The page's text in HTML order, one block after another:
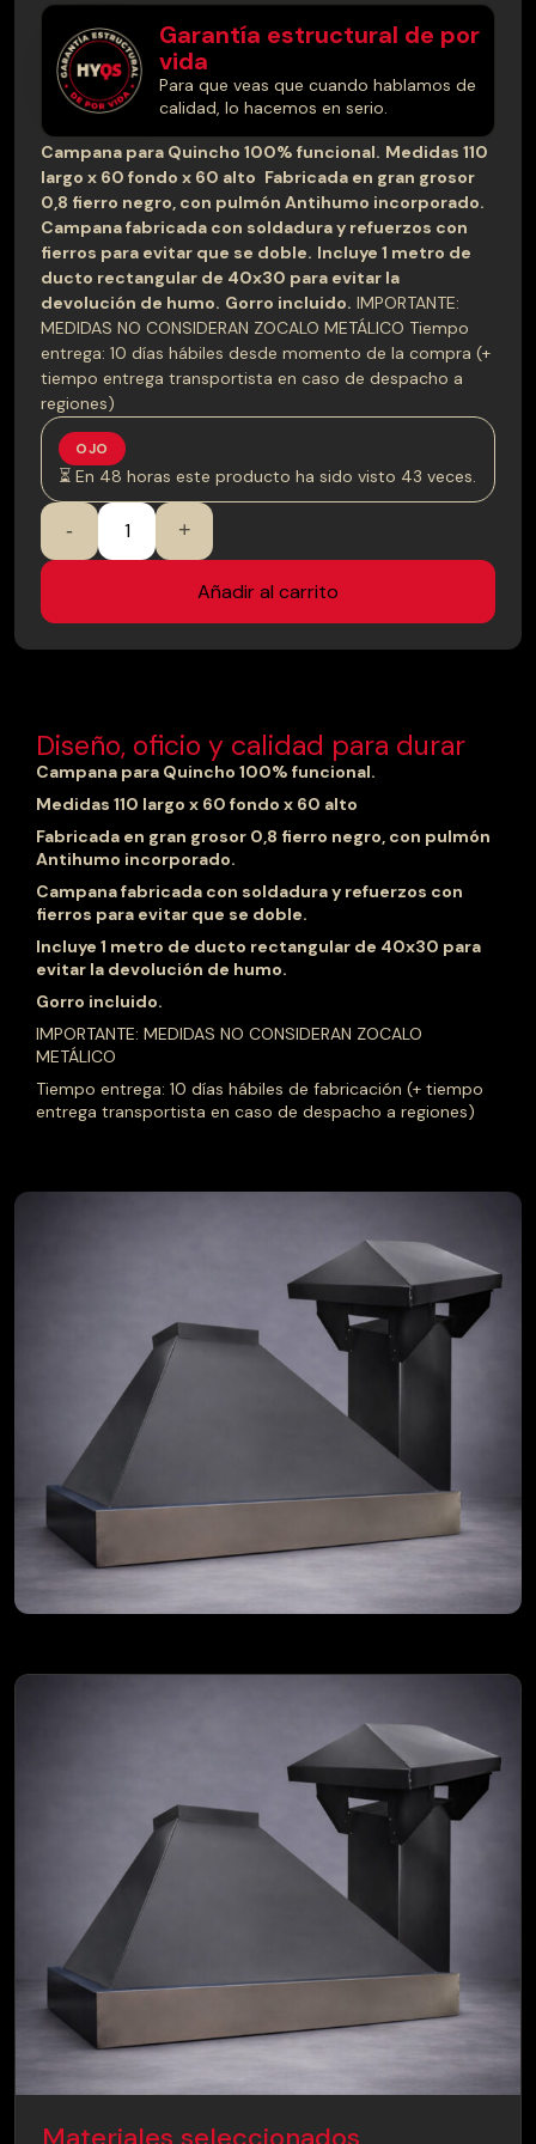
era:
$210.000.
es:
$199.000.Garantía estructural de por
vida
Para que veas que cuando hablamos de
calidad, lo hacemos en serio.
Campana para Quincho 100% funcional. Medidas 110
largo x 60 fondo x 60 alto Fabricada en gran grosor
0,8 fierro negro, con pulmón Antihumo incorporado.
Campana fabricada con soldadura y refuerzos con
fierros para evitar que se doble. Incluye 1 metro de
ducto rectangular de 40x30 para evitar la
devolución de humo. Gorro incluido. IMPORTANTE:
MEDIDAS NO CONSIDERAN ZOCALO METÁLICO Tiempo
entrega: 10 días hábiles desde momento de la compra (+
tiempo entrega transportista en caso de despacho a
regiones)
OJO
⏳ En 48 horas este producto ha sido visto 43 veces.
-
Campana
con
zócalo
+
Añadir al carrito
Diseño, oficio y calidad para durar
Campana para Quincho 100% funcional.
Medidas 110 largo x 60 fondo x 60 alto
Fabricada en gran grosor 0,8 fierro negro, con pulmón
Antihumo incorporado.
Campana fabricada con soldadura y refuerzos con
fierros para evitar que se doble.
Incluye 1 metro de ducto rectangular de 40x30 para
evitar la devolución de humo.
Gorro incluido.
IMPORTANTE: MEDIDAS NO CONSIDERAN ZOCALO
METÁLICO
Tiempo entrega: 10 días hábiles de fabricación (+ tiempo
entrega transportista en caso de despacho a regiones)
Materiales seleccionados